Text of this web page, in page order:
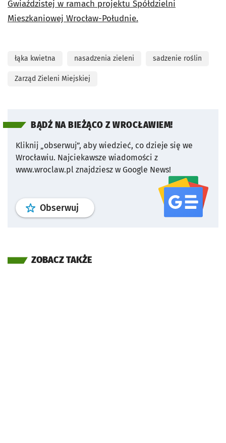
Gwiaździstej w ramach projektu Spółdzielni
Mieszkaniowej Wrocław-Południe.
łąka kwietna nasadzenia zieleni sadzenie roślin
Zarząd Zieleni Miejskiej
BĄDŹ NA BIEŻĄCO Z WROCŁAWIEM!
Kliknij „obserwuj”, aby wiedzieć, co dzieje się we
Wrocławiu. Najciekawsze wiadomości z
www.wroclaw.pl znajdziesz w Google News!
Obserwuj profil serwisu
ZOBACZ TAKŻE